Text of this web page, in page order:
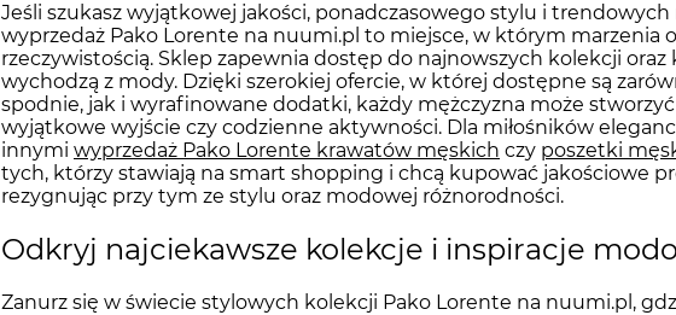
Jeśli szukasz wyjątkowej jakości, ponadczasowego stylu i
wyprzedaż Pako Lorente na nuumi.pl to miejsce, w którym marzenia
rzeczywistością. Sklep zapewnia dostęp do najnowszych kolekcji
wychodzą z mody. Dzięki szerokiej ofercie, w której dostępne są
spodnie, jak i wyrafinowane dodatki, każdy mężczyzna może
wyjątkowe wyjście czy codzienne aktywności. Dla miłośników
innymi wyprzedaż Pako Lorente krawatów męskich czy poszetki
tych, którzy stawiają na smart shopping i chcą kupować jakościowe
rezygnując przy tym ze stylu oraz modowej różnorodności.
Odkryj najciekawsze kolekcje i inspiracje
Zanurz się w świecie stylowych kolekcji Pako Lorente na nuumi.pl,